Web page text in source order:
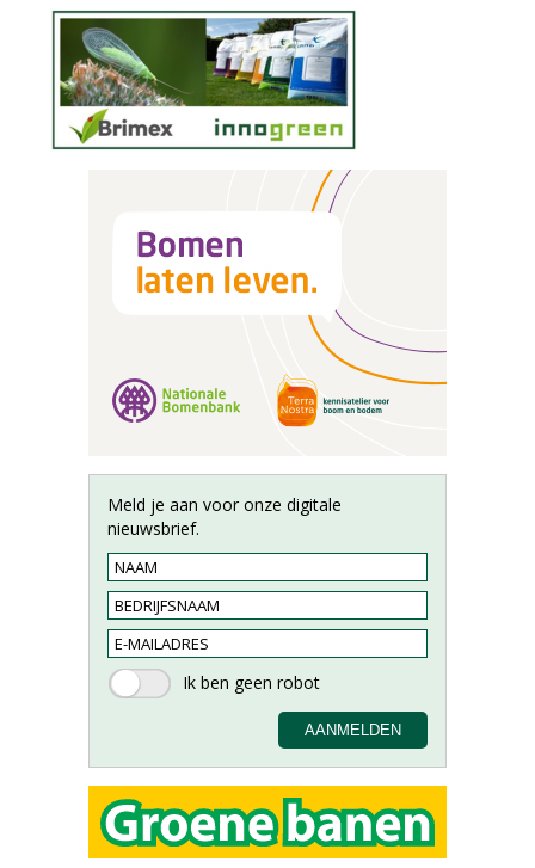
Meld je aan voor onze digitale
nieuwsbrief.